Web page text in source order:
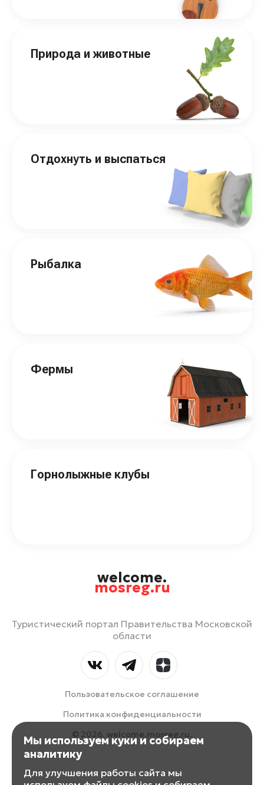
Природа и животные
Отдохнуть и выспаться
Рыбалка
Фермы
Горнолыжные клубы
welcome.
mosreg.ru
Туристический портал Правительства Московской
области
Пользовательское соглашение
Политика конфиденциальности
© 2026, welcome.mosreg.ru.
Мы используем куки и собираем
аналитику
Для улучшения работы сайта мы